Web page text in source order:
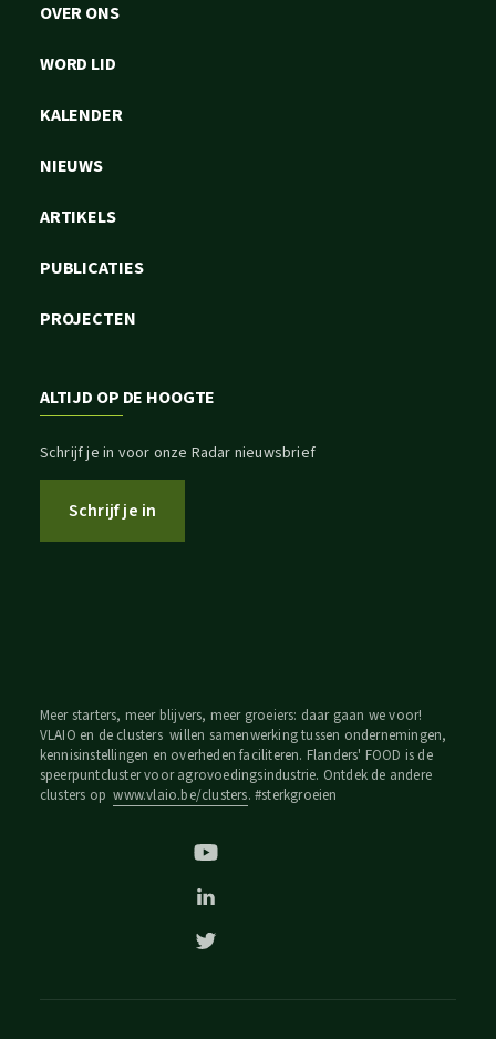
OVER ONS
WORD LID
KALENDER
NIEUWS
ARTIKELS
PUBLICATIES
PROJECTEN
ALTIJD OP DE HOOGTE
Schrijf je in voor onze Radar nieuwsbrief
Schrijf je in
Meer starters, meer blijvers, meer groeiers: daar gaan we voor!
VLAIO en de clusters willen samenwerking tussen ondernemingen,
kennisinstellingen en overheden faciliteren. Flanders' FOOD is de
speerpuntcluster voor agrovoedingsindustrie. Ontdek de andere
clusters opwww.vlaio.be/clusters. #sterkgroeien